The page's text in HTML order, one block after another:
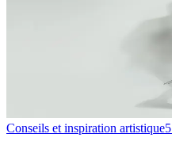
Conseils et inspiration artistique5